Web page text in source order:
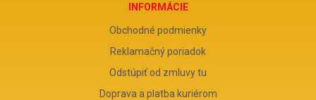
INFORMÁCIE
Obchodné podmienky
Reklamačný poriadok
Odstúpiť od zmluvy tu
Doprava a platba kuriérom